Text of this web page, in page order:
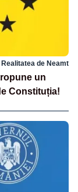
Realitatea de Neamt
un
Constituția!